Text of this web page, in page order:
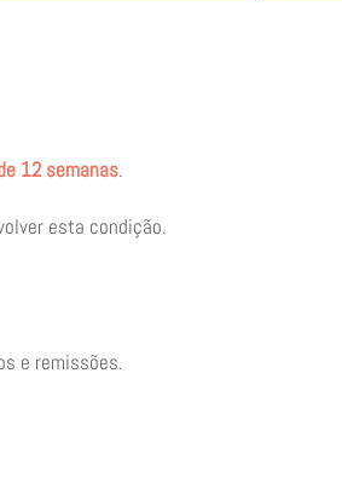
12 semanas.
esta condição.
e remissões.